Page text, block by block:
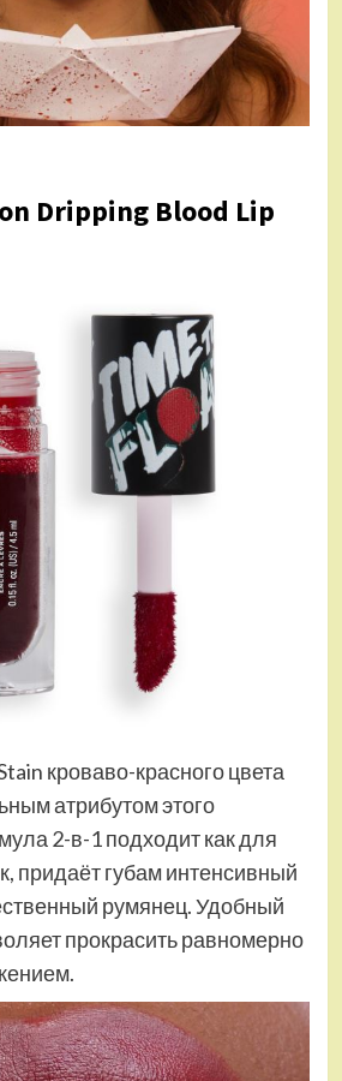
Dripping Blood Lip
кроваво-красного цвета
атрибутом этого
2-в-1 подходит как для
придаёт губам интенсивный
румянец. Удобный
прокрасить равномерно